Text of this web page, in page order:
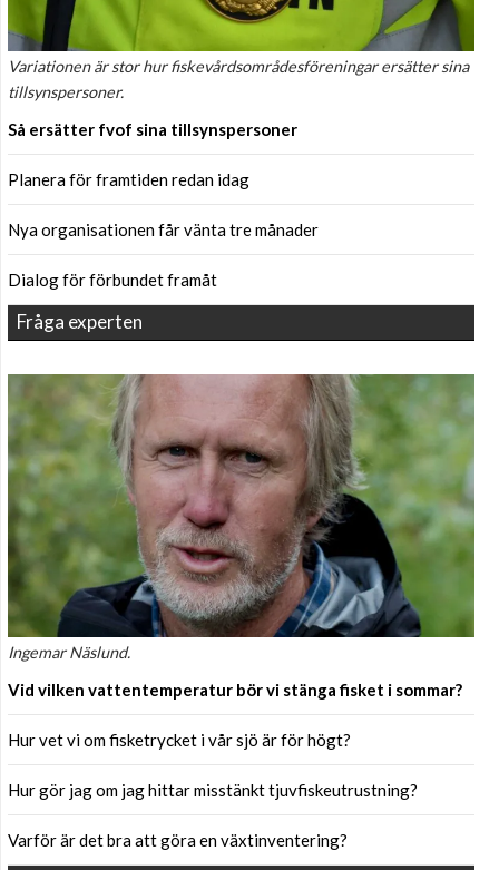
Variationen är stor hur fiskevårdsområdesföreningar ersätter sina
tillsynspersoner.
Så ersätter fvof sina tillsynspersoner
Planera för framtiden redan idag
Nya organisationen får vänta tre månader
Dialog för förbundet framåt
Fråga experten
Ingemar Näslund.
Vid vilken vattentemperatur bör vi stänga fisket i sommar?
Hur vet vi om fisketrycket i vår sjö är för högt?
Hur gör jag om jag hittar misstänkt tjuvfiskeutrustning?
Varför är det bra att göra en växtinventering?